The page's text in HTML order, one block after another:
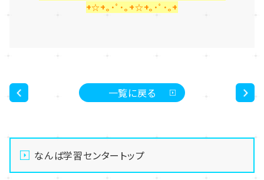
+☆+｡･ﾟ･｡+☆+｡･ﾟ･｡+
一覧に戻る
なんば学習センタートップ